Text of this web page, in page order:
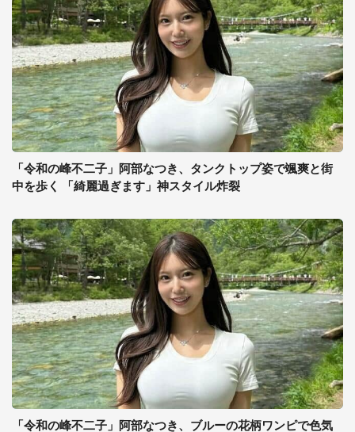
「令和の峰不二子」阿部なつき、タンクトップ姿で颯爽と街
中を歩く 「綺麗過ぎます」神スタイル炸裂
「令和の峰不二子」阿部なつき、ブルーの花柄ワンピで色気